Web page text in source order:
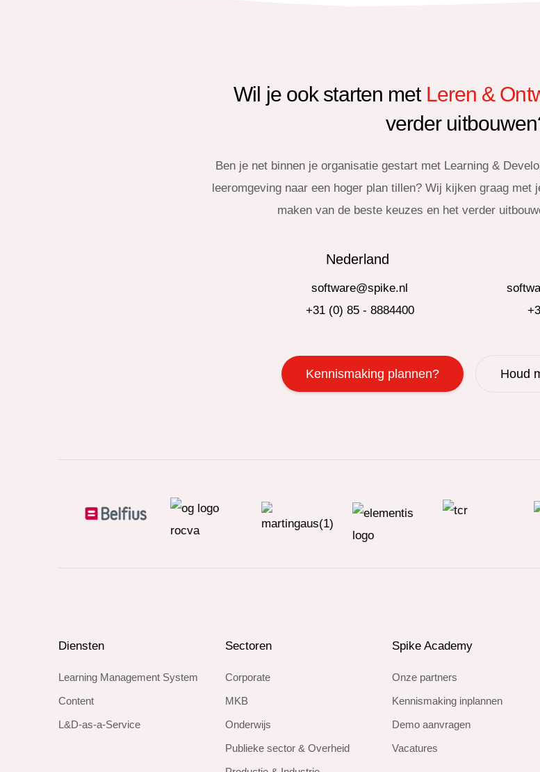
Wil je ook starten met Leren &
verder
Ben je net binnen je organisatie gestart met Learning &
leeromgeving naar een hoger plan tillen? Wij kijken graag met
maken van de beste keuzes en het verder
Nederland
software@spike.nl
+31 (0) 85 - 8884400
Kennismaking plannen? Houd
Diensten
Learning Management System
Content
L&D-as-a-Service
Sectoren
Corporate
MKB
Onderwijs
Publieke sector & Overheid
Spike Academy
Onze partners
Kennismaking inplannen
Demo aanvragen
Vacatures